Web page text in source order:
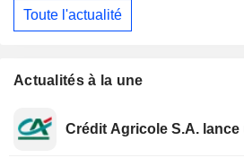
Toute l'actualité
Actualités à la une
Crédit Agricole S.A.